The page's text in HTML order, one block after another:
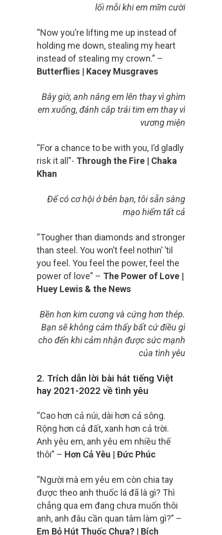
lối mỗi khi em mĩm cười
“Now you’re lifting me up instead of
holding me down, stealing my heart
instead of stealing my crown.” –
Butterflies | Kacey Musgraves
Bây giờ, anh nâng em lên thay vì ghìm
em xuống, đánh cắp trái tim em thay vì
vương miện
“For a chance to be with you, I’d gladly
risk it all”- Through the Fire | Chaka
Khan
Để có cơ hội ở bên bạn, tôi sẵn sàng
mạo hiểm tất cả
“Tougher than diamonds and stronger
than steel. You won’t feel nothin’ ’til
you feel. You feel the power, feel the
power of love” – The Power of Love |
Huey Lewis & the News
Bền hơn kim cương và cứng hơn thép.
Bạn sẽ không cảm thấy bất cứ điều gì
cho đến khi cảm nhận được sức mạnh
của tình yêu
2. Trích dẫn lời bài hát tiếng Việt
hay 2021-2022 về tình yêu
“Cao hơn cả núi, dài hơn cả sông.
Rộng hơn cả đất, xanh hơn cả trời.
Anh yêu em, anh yêu em nhiều thế
thôi” – Hơn Cả Yêu | Đức Phúc
“Người mà em yêu em còn chia tay
được theo anh thuốc lá đã là gì? Thì
chẳng qua em đang chưa muốn thôi
anh, anh đâu cần quan tâm làm gì?” –
Em Bỏ Hút Thuốc Chưa? | Bích